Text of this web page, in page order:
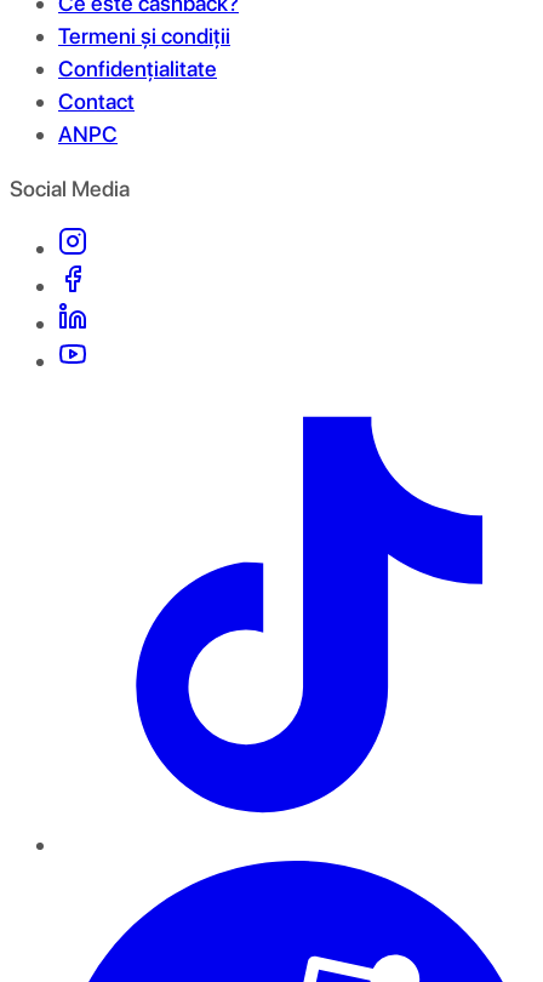
Termeni și condiții
Confidențialitate
Contact
ANPC
Social Media